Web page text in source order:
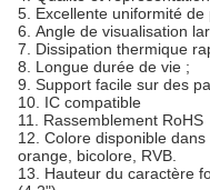
5. Excellente uniformité de
6. Angle de visualisation
7. Dissipation thermique
8. Longue durée de vie ;
9. Support facile sur des
10. IC compatible
11. Rassemblement RoHS
12. Colore disponible
orange, bicolore, RVB.
13. Hauteur du caractère